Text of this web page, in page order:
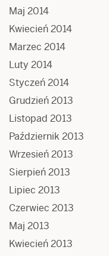
Maj 2014
Kwiecień 2014
Marzec 2014
Luty 2014
Styczeń 2014
Grudzień 2013
Listopad 2013
Październik 2013
Wrzesień 2013
Sierpień 2013
Lipiec 2013
Czerwiec 2013
Maj 2013
Kwiecień 2013